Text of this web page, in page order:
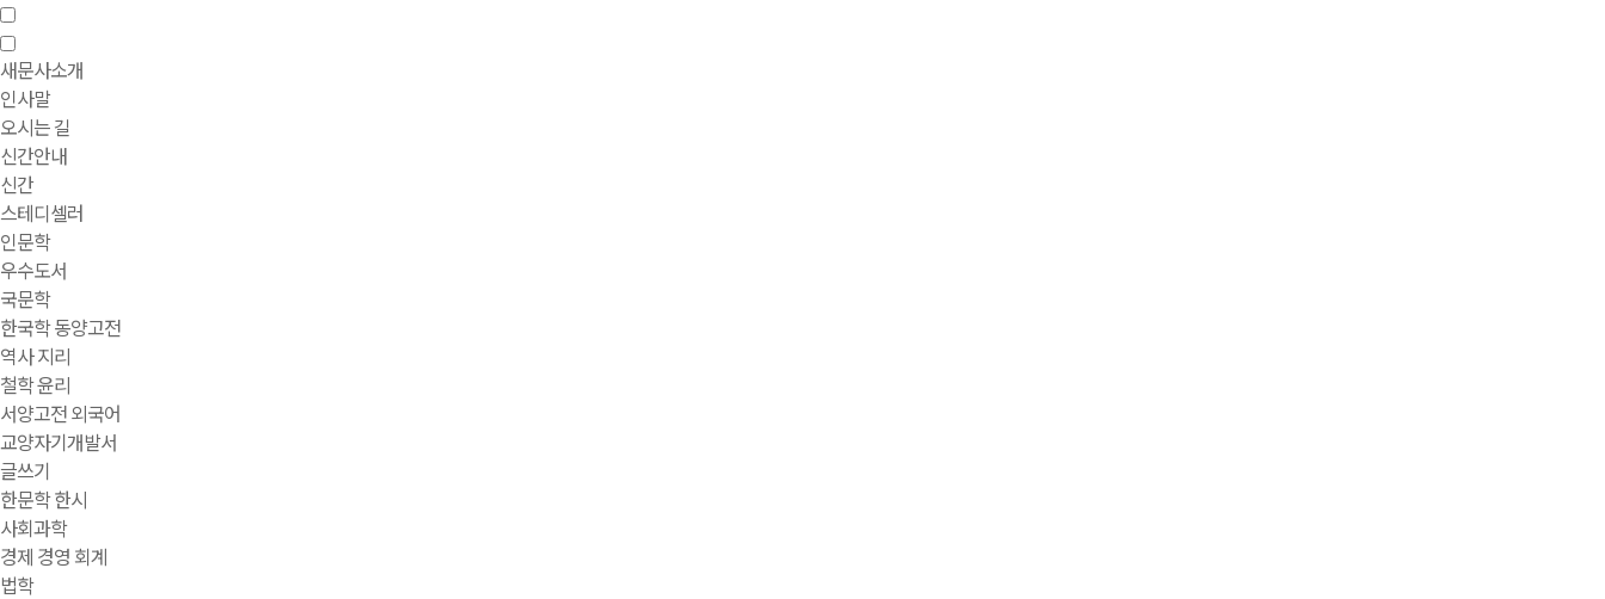
새문사소개
인사말
오시는 길
신간안내
신간
스테디셀러
인문학
우수도서
국문학
한국학 동양고전
역사 지리
철학 윤리
서양고전 외국어
교양자기개발서
글쓰기
한문학 한시
사회과학
경제 경영 회계
법학